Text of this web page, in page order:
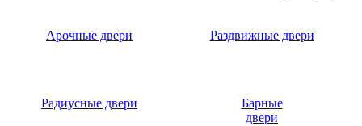
Арочные двери Раздвижные двери
Радиусные двери
Барные
двери